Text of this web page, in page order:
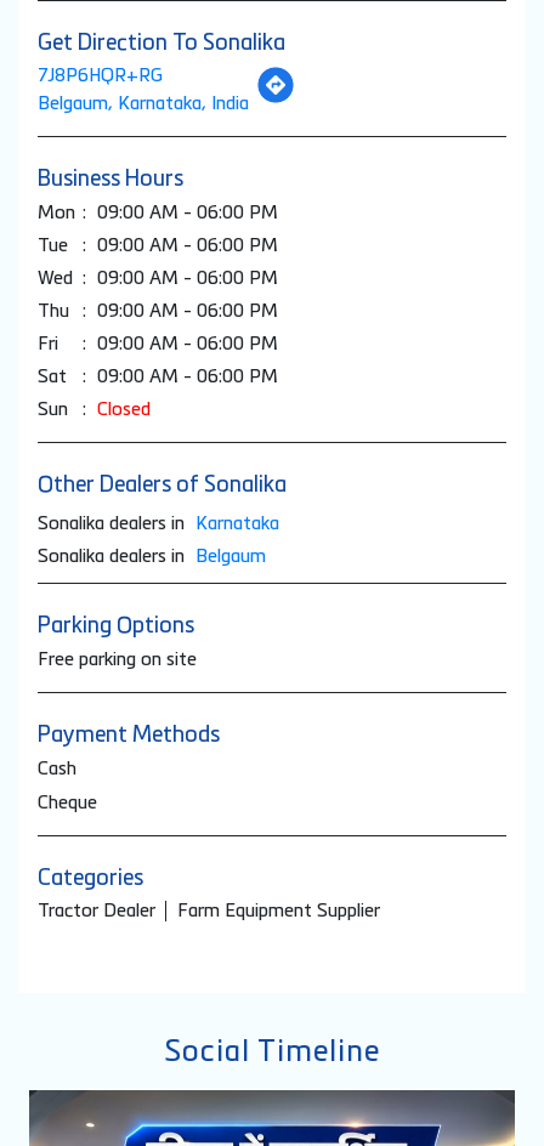
Tell us about your experience.
Download QR
Click on QR code to enlarge.
Mon
09:00 AM - 06:00 PM
Tue
09:00 AM - 06:00 PM
Wed
09:00 AM - 06:00 PM
Fri
09:00 AM - 06:00 PM
Sat
09:00 AM - 06:00 PM
Sun
Closed
Other Dealers of Sonalika
Sonalika dealers in
Sonalika dealers in Belgaum
Parking Options
Cheque